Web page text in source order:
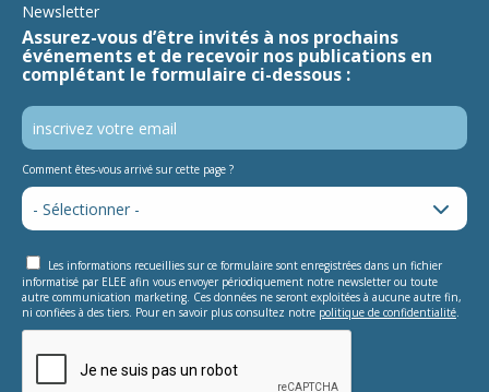
Newsletter
Assurez-vous d’être invités à nos prochains
événements et de recevoir nos publications en
complétant le formulaire ci-dessous :
Comment êtes-vous arrivé sur cette page ?
Les informations recueillies sur ce formulaire sont enregistrées dans un fichier
informatisé par ELEE afin vous envoyer périodiquement notre newsletter ou toute
autre communication marketing. Ces données ne seront exploitées à aucune autre fin,
ni confiées à des tiers. Pour en savoir plus consultez notre politique de confidentialité.